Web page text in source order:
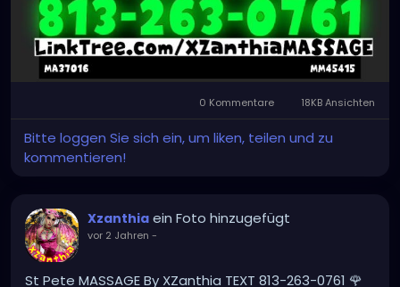
0 Kommentare 18KB Ansichten
Bitte loggen Sie sich ein, um liken, teilen und zu
kommentieren!
Xzanthia ein Foto hinzugefügt
vor 2 Jahren -
St Pete MASSAGE By XZanthia TEXT 813-263-0761 🌹